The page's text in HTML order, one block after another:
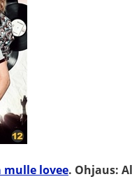
mulle lovee. Ohjaus: